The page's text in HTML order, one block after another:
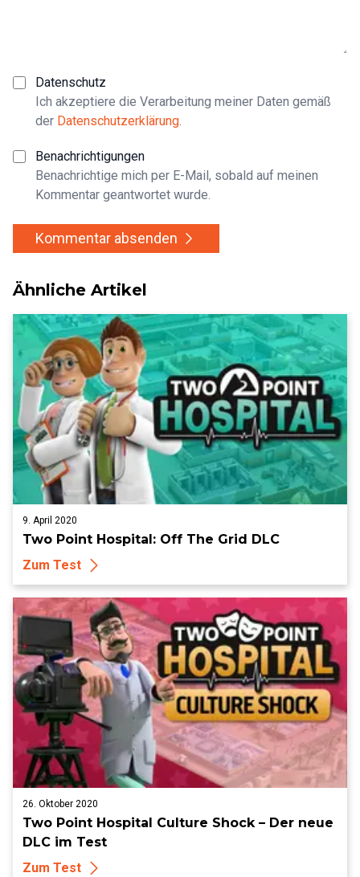
Datenschutz
Ich akzeptiere die Verarbeitung meiner Daten gemäß
der Datenschutzerklärung
Benachrichtigungen
Benachrichtige mich per E-Mail, sobald auf meinen
Kommentar geantwortet wurde.
Kommentar absenden
Ähnliche Artikel
9. April 2020
Two Point Hospital: Off The Grid DLC
Zum Test
26. Oktober 2020
Two Point Hospital Culture Shock – Der neue
DLC im Test
Zum Test